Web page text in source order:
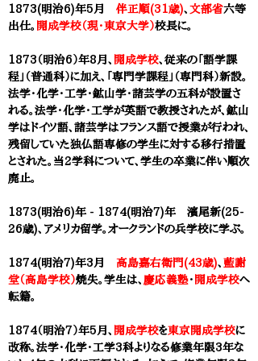
1873(明治6)年5月 伴正順(31歳)、 文部省六等
出仕。 開成学校（現・東京大学）校長に。
1873（明治6）年8月、 開成学校、従来の「語学課
程」（普通科）に加え、「専門学課程」（専門科）新設。
法学・化学・工学・鉱山学・諸芸学の五科が設置さ
れる。法学・化学・工学が英語で教授されたが、鉱山
学はドイツ語、諸芸学はフランス語で授業が行われ、
残留していた独仏語専修の学生に対する移行措置
とされた。当2学科について、学生の卒業に伴い順次
廃止。
1873(明治6)年 - 1874(明治7)年 濱尾新(25-
26歳)、アメリカ留学。オークランドの兵学校に学ぶ。
1874(明治7)年3月 高島嘉右衛門(43歳)、 藍謝
堂（高島学校）焼失。学生は、 慶応義塾・ 開成学校へ
転籍。
1874（明治7）年5月、 開成学校を東京開成学校に
改称。法学・化学・工学3科よりなる修業年限3年な